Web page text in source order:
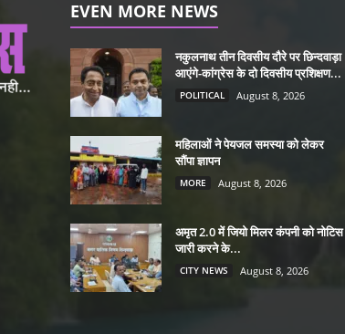
EVEN MORE NEWS
नकुलनाथ तीन दिवसीय दौरे पर छिन्दवाड़ा
आएंगे-कांग्रेस के दो दिवसीय प्रशिक्षण...
POLITICAL August 8, 2026
महिलाओं ने पेयजल समस्या को लेकर
सौंपा ज्ञापन
MORE August 8, 2026
अमृत 2.0 में जियो मिलर कंपनी को नोटिस
जारी करने के...
CITY NEWS August 8, 2026